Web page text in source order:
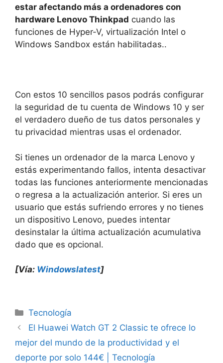
estar afectando más a ordenadores con
hardware Lenovo Thinkpad cuando las
funciones de Hyper-V, virtualización Intel o
Windows Sandbox están habilitadas..
Con estos 10 sencillos pasos podrás configurar
la seguridad de tu cuenta de Windows 10 y ser
el verdadero dueño de tus datos personales y
tu privacidad mientras usas el ordenador.
Si tienes un ordenador de la marca Lenovo y
estás experimentando fallos, intenta desactivar
todas las funciones anteriormente mencionadas
o regresa a la actualización anterior. Si eres un
usuario que estás sufriendo errores y no tienes
un dispositivo Lenovo, puedes intentar
desinstalar la última actualización acumulativa
dado que es opcional.
[Vía: Windowslatest]
Categorías
Tecnología
El Huawei Watch GT 2 Classic te ofrece lo
mejor del mundo de la productividad y el
deporte por solo 144€ | Tecnología